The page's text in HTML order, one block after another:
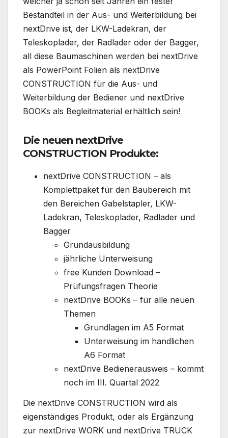
Bestandteil in der Aus- und Weiterbildung bei
nextDrive ist, der LKW-Ladekran, der
Teleskoplader, der Radlader oder der Bagger,
all diese Baumaschinen werden bei nextDrive
als PowerPoint Folien als nextDrive
CONSTRUCTION für die Aus- und
Weiterbildung der Bediener und nextDrive
BOOKs als Begleitmaterial erhältlich sein!
Die neuen nextDrive
CONSTRUCTION Produkte:
nextDrive CONSTRUCTION – als
Komplettpaket für den Baubereich mit
den Bereichen Gabelstapler, LKW-
Ladekran, Teleskoplader, Radlader und
Bagger
Grundausbildung
jährliche Unterweisung
free Kunden Download –
Prüfungsfragen Theorie
nextDrive BOOKs – für alle neuen
Themen
Grundlagen im A5 Format
Unterweisung im handlichen
A6 Format
nextDrive Bedienerausweis – kommt
noch im III. Quartal 2022
Die nextDrive CONSTRUCTION wird als
eigenständiges Produkt, oder als Ergänzung
zur nextDrive WORK und nextDrive TRUCK